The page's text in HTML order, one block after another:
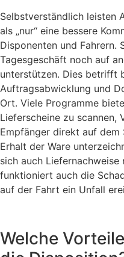
Selbstverständlich leisten
als „nur“ eine bessere
Disponenten und Fahrern.
Tagesgeschäft noch auf
unterstützen. Dies betrifft
Auftragsabwicklung und
Ort. Viele Programme
Lieferscheine zu scannen,
Empfänger direkt auf
Erhalt der Ware
sich auch
funktioniert auch die
auf der Fahrt ein Unfall
Welche